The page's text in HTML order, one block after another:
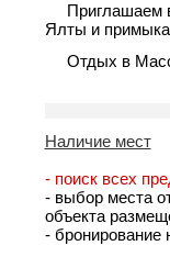
Приглашаем
Ялты и
Отдых в
Наличие мест
- поиск всех
- выбор места
объекта
- бронирование